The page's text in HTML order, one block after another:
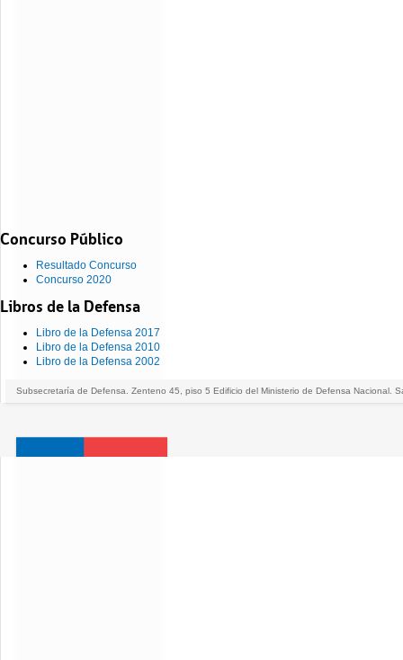
Concurso Público
Resultado Concurso
Concurso 2020
Libros de la Defensa
Libro de la Defensa 2017
Libro de la Defensa 2010
Libro de la Defensa 2002
Subsecretaría de Defensa. Zenteno 45, piso 5 Edificio del Ministerio de Defensa Nacional.